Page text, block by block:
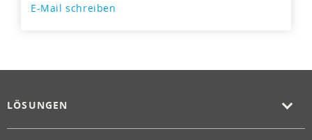
E-Mail schreiben
LÖSUNGEN